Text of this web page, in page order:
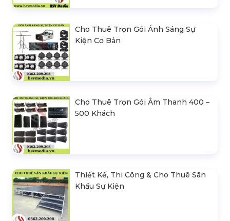
Cho Thuê Trọn Gói Ánh Sáng Sự
Kiện Cơ Bản
Cho Thuê Trọn Gói Âm Thanh 400 –
500 Khách
Thiết Kế, Thi Công & Cho Thuê Sân
Khấu Sự Kiện